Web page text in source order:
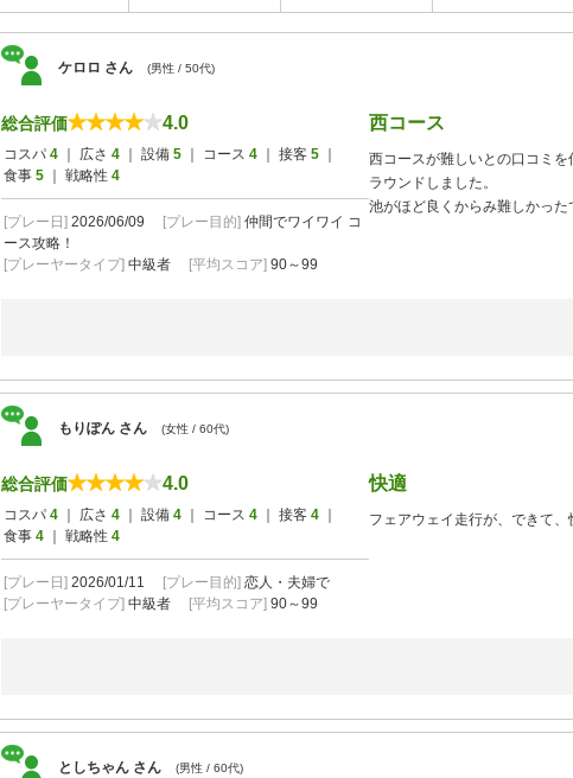
ケロロ さん (男性 / 50代)
総合評価 4.0
コスパ 4 ｜ 広さ 4 ｜ 設備 5 ｜ コース 4 ｜ 接客 5
食事 5 ｜ 戦略性 4
[プレー日] 2026/06/09 [プレー目的] 仲間でワイワイ コ
ース攻略！
[プレーヤータイプ] 中級者 [平均スコア] 90～99
西コース
西コースが難しいとの口コミを
ラウンドしました。
池がほど良くからみ難しかった
もりぽん さん (女性 / 60代)
総合評価 4.0
コスパ 4 ｜ 広さ 4 ｜ 設備 4 ｜ コース 4 ｜ 接客 4
食事 4 ｜ 戦略性 4
[プレー日] 2026/01/11 [プレー目的] 恋人・夫婦で
[プレーヤータイプ] 中級者 [平均スコア] 90～99
快適
フェアウェイ走行が、できて、
としちゃん さん (男性 / 60代)